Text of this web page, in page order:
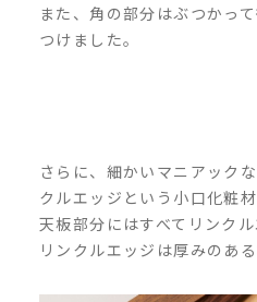
また、角の部分はぶつかっ
つけました。
さらに、細かいマニアック
クルエッジという小口化粧材
天板部分にはすべてリンクル
リンクルエッジは厚みのあ